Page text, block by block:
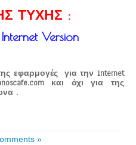
ΤΥΧΗΣ :
Internet Version
εφαρμογές για την internet
και όχι για της
.
»